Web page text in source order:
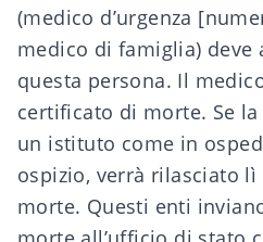
(medico d’urgenza
medico di famiglia) deve
questa persona. Il
certificato di morte. Se
un istituto come in
ospizio, verrà rilasciato
morte. Questi enti